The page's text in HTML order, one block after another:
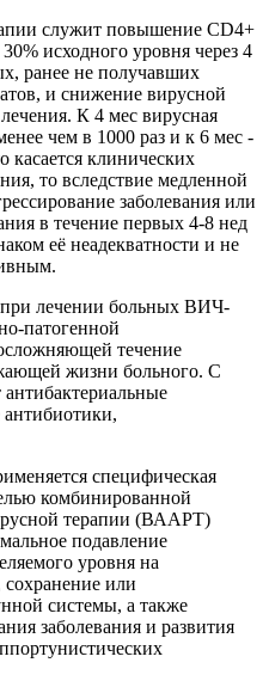
служит повышение CD4+
исходного уровня через 4
ранее не получавших
и снижение вирусной
К 4 мес вирусная
чем в 1000 раз и к 6 мес -
касается клинических
то вследствие медленной
заболевания или
в течение первых 4-8 нед
её неадекватности и не
при лечении больных ВИЧ-
патогенной
течение
жизни больного. С
специфическая
комбинированной
терапии (ВААРТ)
подавление
уровня на
или
системы, а также
заболевания и развития